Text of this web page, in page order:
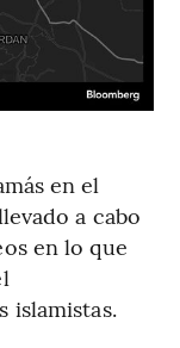
en el
a cabo
en lo que
islamistas.